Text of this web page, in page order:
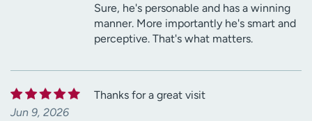
Sure, he's personable and has a winning
manner. More importantly he's smart and
perceptive. That's what matters.
Jun 9, 2026
Thanks for a great visit